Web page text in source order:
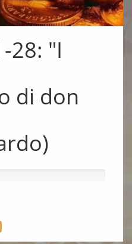
28: "I
di don